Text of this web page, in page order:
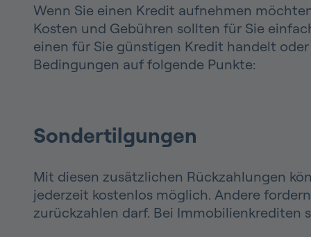
Wenn Sie einen Kredit aufnehmen
Kosten und Gebühren sollten für Sie
einen für Sie günstigen Kredit handelt
Bedingungen auf folgende Punkte:
Sondertilgungen
Mit diesen zusätzlichen Rückzahlungen
jederzeit kostenlos möglich. Andere
zurückzahlen darf. Bei Immobilienkrediten